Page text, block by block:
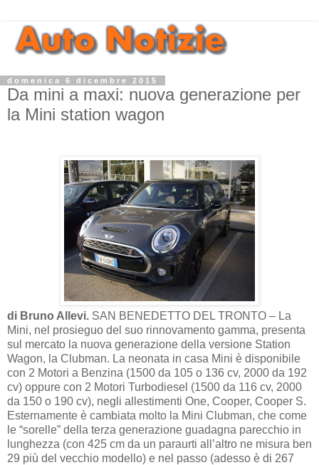
domenica 6 dicembre 2015
Da mini a maxi: nuova generazione per
la Mini station wagon
di Bruno Allevi. SAN BENEDETTO DEL TRONTO – La
Mini, nel prosieguo del suo rinnovamento gamma, presenta
sul mercato la nuova generazione della versione Station
Wagon, la Clubman. La neonata in casa Mini è disponibile
con 2 Motori a Benzina (1500 da 105 o 136 cv, 2000 da 192
cv) oppure con 2 Motori Turbodiesel (1500 da 116 cv, 2000
da 150 o 190 cv), negli allestimenti One, Cooper, Cooper S.
Esternamente è cambiata molto la Mini Clubman, che come
le “sorelle” della terza generazione guadagna parecchio in
lunghezza (con 425 cm da un paraurti all’altro ne misura ben
29 più del vecchio modello) e nel passo (adesso è di 267